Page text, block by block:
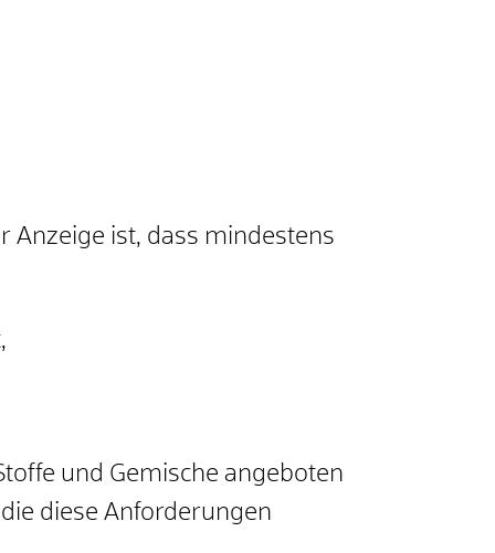
Anzeige ist, dass mindestens
und Gemische angeboten
diese Anforderungen